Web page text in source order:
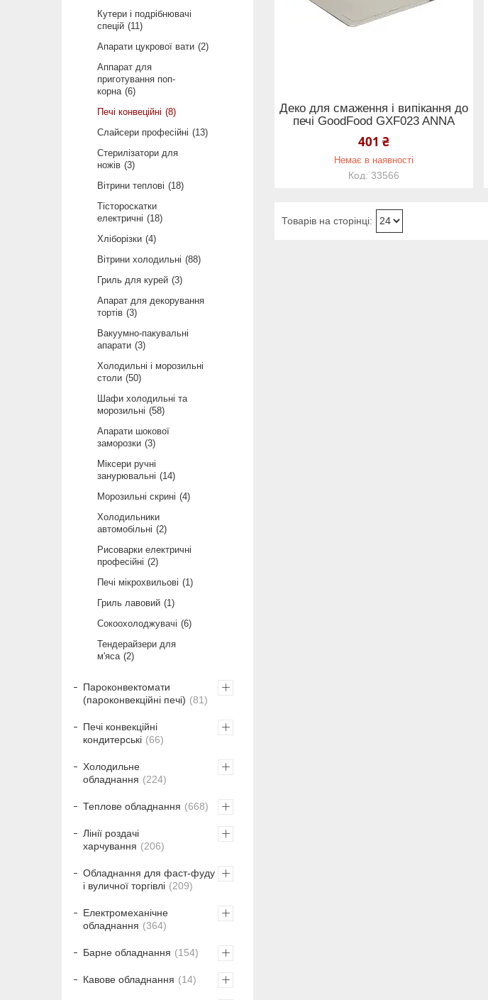
Деко для смаження і випікання до
печі GoodFood GXF023 ANNA
401 ₴
Немає в наявності
33566
Кутери і подрібнювачі
спецій
11
Апарати цукрової вати 2
Аппарат для
приготування поп-
корна 6
Печі конвеційні
8
Слайсери професійні
13
Стерилізатори для
ножів 3
Вітрини теплові
18
Тістороскатки
електричні
18
Хліборізки 4
Вітрини холодильні
88
Гриль для курей 3
Апарат для декорування
тортів 3
Вакуумно-пакувальні
апарати 3
Холодильні і морозильні
столи 50
Шафи холодильні та
морозильні
58
Апарати шокової
заморозки 3
Міксери ручні
занурювальні
14
Морозильні скрині
4
Холодильники
автомобільні
2
Рисоварки електричні
професійні
2
Печі мікрохвильові
1
Гриль лавовий
1
Сокоохолоджувачі
6
Тендерайзери для
м'яса 2
Пароконвектомати
(пароконвекційні печі)
81
Печі конвекційні
кондитерські
66
Холодильне
обладнання
224
Теплове обладнання 668
Лінії роздачі
харчування
206
Обладнання для фаст-фуду
і вуличної торгівлі
209
Електромеханічне
обладнання
364
Барне обладнання 154
Кавове обладнання 14